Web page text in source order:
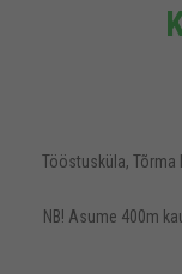
Tööstusküla, Tõrma
NB! Asume 400m